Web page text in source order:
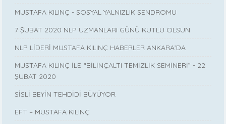
MUSTAFA KILINÇ - SOSYAL YALNIZLIK SENDROMU
7 ŞUBAT 2020 NLP UZMANLARI GÜNÜ KUTLU OLSUN
NLP LİDERİ MUSTAFA KILINÇ HABERLER ANKARA’DA
MUSTAFA KILINÇ İLE “BİLİNÇALTI TEMİZLİK SEMİNERİ” - 22
ŞUBAT 2020
SİSLİ BEYİN TEHDİDİ BÜYÜYOR
EFT – MUSTAFA KILINÇ